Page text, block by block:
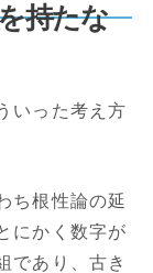
持たな
いった考え方
ち根性論の延
にかく数字が
であり、古き